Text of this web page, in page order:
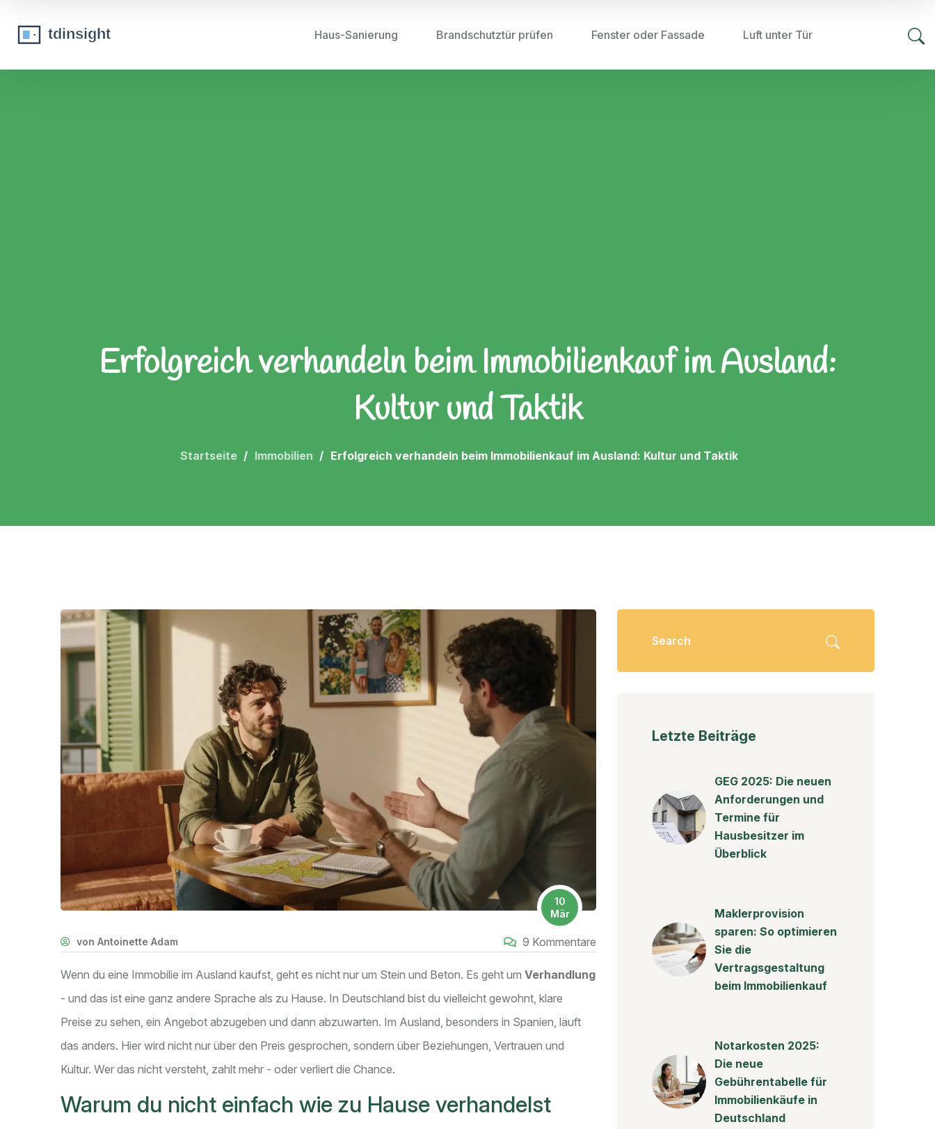
Haus-Sanierung Brandschutztür prüfen Fenster oder Fassade Luft unter Tür
Erfolgreich verhandeln beim Immobilienkauf im Ausland:
Kultur und Taktik
Startseite Immobilien Erfolgreich verhandeln beim Immobilienkauf im Ausland: Kultur und Taktik
10
Mär
von Antoinette Adam 9 Kommentare
Wenn du eine Immobilie im Ausland kaufst, geht es nicht nur um Stein und Beton. Es geht um Verhandlung
- und das ist eine ganz andere Sprache als zu Hause. In Deutschland bist du vielleicht gewohnt, klare
Preise zu sehen, ein Angebot abzugeben und dann abzuwarten. Im Ausland, besonders in Spanien, läuft
das anders. Hier wird nicht nur über den Preis gesprochen, sondern über Beziehungen, Vertrauen und
Kultur. Wer das nicht versteht, zahlt mehr - oder verliert die Chance.
Warum du nicht einfach wie zu Hause verhandelst
Letzte Beiträge
GEG 2025: Die neuen
Anforderungen und
Termine für
Hausbesitzer im
Überblick
Maklerprovision
sparen: So optimieren
Sie die
Vertragsgestaltung
beim Immobilienkauf
Notarkosten 2025:
Die neue
Gebührentabelle für
Immobilienkäufe in
Deutschland